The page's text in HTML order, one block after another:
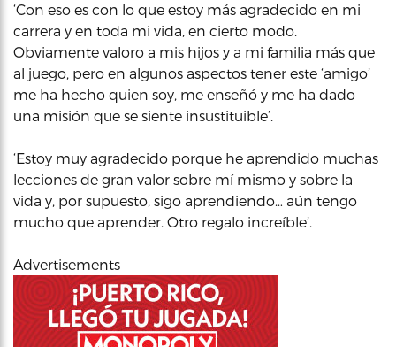
‘Con eso es con lo que estoy más agradecido en mi
carrera y en toda mi vida, en cierto modo.
Obviamente valoro a mis hijos y a mi familia más que
al juego, pero en algunos aspectos tener este ‘amigo’
me ha hecho quien soy, me enseñó y me ha dado
una misión que se siente insustituible’.
‘Estoy muy agradecido porque he aprendido muchas
lecciones de gran valor sobre mí mismo y sobre la
vida y, por supuesto, sigo aprendiendo… aún tengo
mucho que aprender. Otro regalo increíble’.
Advertisements